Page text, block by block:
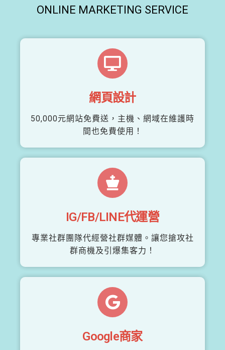
ONLINE MARKETING SERVICE
網頁設計
50,000元網站免費送，主機、網域在維護時
間也免費使用！
IG/FB/LINE代運營
專業社群團隊代經營社群媒體。讓您搶攻社
群商機及引爆集客力！
Google商家